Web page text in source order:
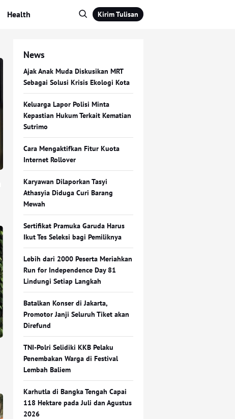
Health Kirim Tulisan
News
Ajak Anak Muda Diskusikan MRT
Sebagai Solusi Krisis Ekologi Kota
Keluarga Lapor Polisi Minta
Kepastian Hukum Terkait Kematian
Sutrimo
Cara Mengaktifkan Fitur Kuota
Internet Rollover
Karyawan Dilaporkan Tasyi
Athasyia Diduga Curi Barang
Mewah
Sertifikat Pramuka Garuda Harus
Ikut Tes Seleksi bagi Pemiliknya
Lebih dari 2000 Peserta Meriahkan
Run for Independence Day 81
Lindungi Setiap Langkah
Batalkan Konser di Jakarta,
Promotor Janji Seluruh Tiket akan
Direfund
TNI-Polri Selidiki KKB Pelaku
Penembakan Warga di Festival
Lembah Baliem
Karhutla di Bangka Tengah Capai
118 Hektare pada Juli dan Agustus
2026